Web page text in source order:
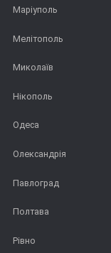
Маріуполь
Мелітополь
Миколаїв
Нікополь
Одеса
Олександрія
Павлоград
Полтава
Рівно